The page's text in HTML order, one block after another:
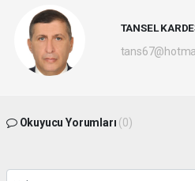
TANSEL
Okuyucu Yorumları (0)